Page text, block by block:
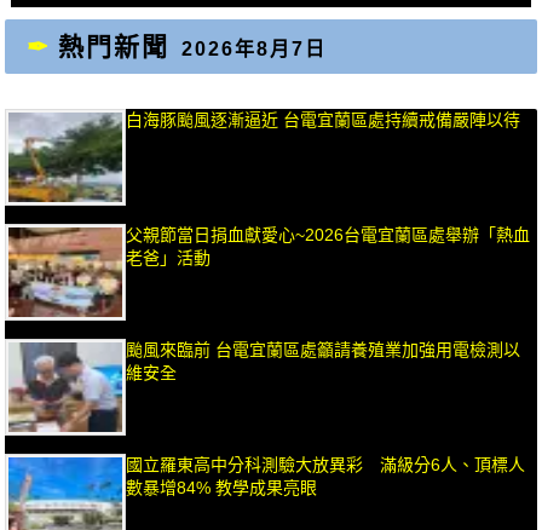
熱門新聞 2026年8月7日
白海豚颱風逐漸逼近 台電宜蘭區處持續戒備嚴陣以待
父親節當日捐血獻愛心~2026台電宜蘭區處舉辦「熱血
老爸」活動
颱風來臨前 台電宜蘭區處籲請養殖業加強用電檢測以
維安全
國立羅東高中分科測驗大放異彩 滿級分6人、頂標人
數暴增84% 教學成果亮眼